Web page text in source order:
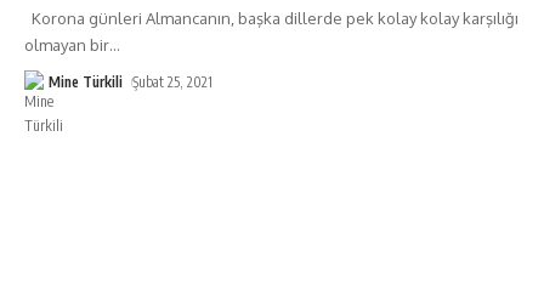
Korona günleri Almancanın, başka dillerde pek kolay kolay karşılığı
olmayan bir…
Mine Türkili Şubat 25, 2021